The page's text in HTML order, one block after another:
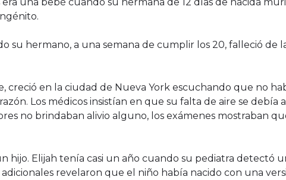
su hermano, a una semana de cumplir los 20, falleció de
creció en la ciudad de Nueva York escuchando que no
Los médicos insistían en que su falta de aire se debía
no brindaban alivio alguno, los exámenes mostraban
hijo. Elijah tenía casi un año cuando su pediatra detectó
revelaron que el niño había nacido con una